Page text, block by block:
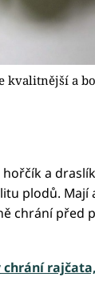
a
a
plodů.
chrání před
chrání